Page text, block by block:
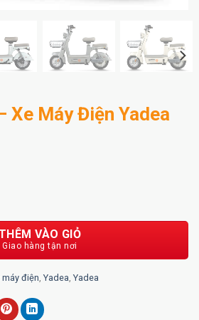
Xe Máy Điện Yadea
Yadea I8 H số lượng
VÀO GIỎ
máy điện, Yadea, Yadea